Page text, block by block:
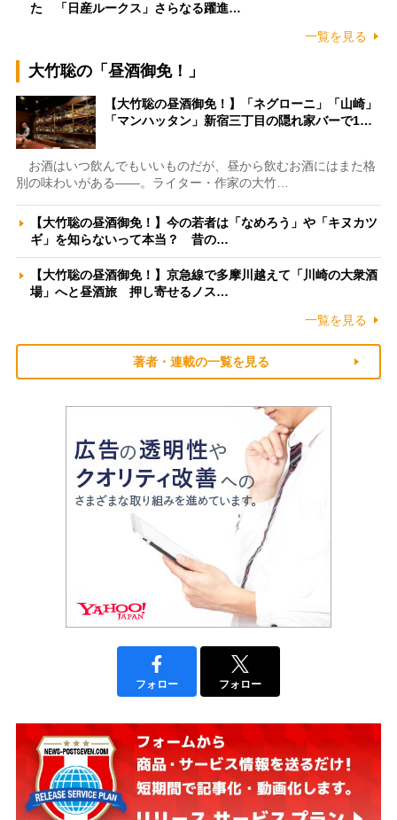
た 「日産ルークス」さらなる躍進…
一覧を見る
大竹聡の「昼酒御免！」
【大竹聡の昼酒御免！】「ネグローニ」「山崎」
「マンハッタン」新宿三丁目の隠れ家バーで1…
お酒はいつ飲んでもいいものだが、昼から飲むお酒にはまた格
別の味わいがある――。ライター・作家の大竹…
【大竹聡の昼酒御免！】今の若者は「なめろう」や「キヌカツ
ギ」を知らないって本当？ 昔の…
【大竹聡の昼酒御免！】京急線で多摩川越えて「川崎の大衆酒
場」へと昼酒旅 押し寄せるノス…
一覧を見る
著者・連載の一覧を見る
フォロー フォロー